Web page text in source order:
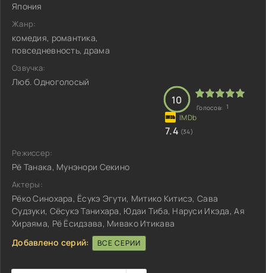
Япония
Жанр:
комедия, романтика,
повседневность, драма
Озвучка:
Люб. Одноголосый
10
Голосов: 1
7.4 (34)
Режиссер:
Рё Танака, Мунэнори Секино
Актеры:
Рёко Синохара, Ёсукэ Эгути, Митико Китисэ, Сава
Судзуки, Сёсукэ Танихара, Юдаи Тиба, Наруси Икэда, Ая
Хираяма, Рё Ёсидзава, Мивако Итикава
Добавлено серий:
ВСЕ СЕРИИ